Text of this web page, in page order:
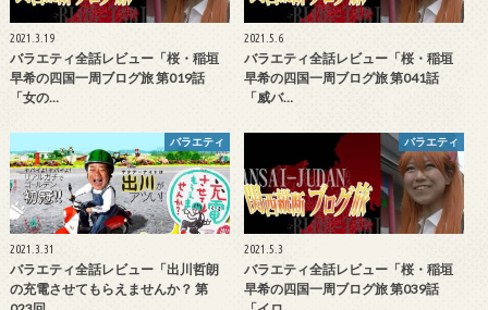
2021.3.19
バラエティ全話レビュー「桜・稲垣
早希の四国一周ブログ旅 第019話
「女の…
2021.5.6
バラエティ全話レビュー「桜・稲垣
早希の四国一周ブログ旅 第041話
「威バ…
バラエティ
2021.3.31
バラエティ全話レビュー「出川哲朗
の充電させてもらえませんか？ 第
バラエティ
2021.5.3
バラエティ全話レビュー「桜・稲垣
早希の四国一周ブログ旅 第039話